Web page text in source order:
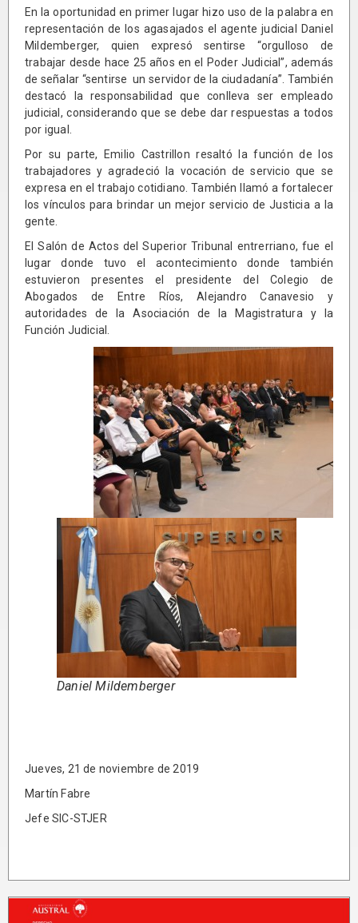
En la oportunidad en primer lugar hizo uso de la palabra en
representación de los agasajados el agente judicial Daniel
Mildemberger, quien expresó sentirse “orgulloso de
trabajar desde hace 25 años en el Poder Judicial”, además
de señalar “sentirse un servidor de la ciudadanía”. También
destacó la responsabilidad que conlleva ser empleado
judicial, considerando que se debe dar respuestas a todos
por igual.
Por su parte, Emilio Castrillon resaltó la función de los
trabajadores y agradeció la vocación de servicio que se
expresa en el trabajo cotidiano. También llamó a fortalecer
los vínculos para brindar un mejor servicio de Justicia a la
gente.
El Salón de Actos del Superior Tribunal entrerriano, fue el
lugar donde tuvo el acontecimiento donde también
estuvieron presentes el presidente del Colegio de
Abogados de Entre Ríos, Alejandro Canavesio y
autoridades de la Asociación de la Magistratura y la
Función Judicial.
Daniel Mildemberger
Jueves, 21 de noviembre de 2019
Martín Fabre
Jefe SIC-STJER